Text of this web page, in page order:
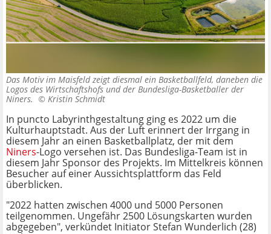
Das Motiv im Maisfeld zeigt diesmal ein Basketballfeld, daneben die
Logos des Wirtschaftshofs und der Bundesliga-Basketballer der
Niners. © Kristin Schmidt
In puncto Labyrinthgestaltung ging es 2022 um die
Kulturhauptstadt. Aus der Luft erinnert der Irrgang in
diesem Jahr an einen Basketballplatz, der mit dem
Niners-Logo versehen ist. Das Bundesliga-Team ist in
diesem Jahr Sponsor des Projekts. Im Mittelkreis können
Besucher auf einer Aussichtsplattform das Feld
überblicken.
"2022 hatten zwischen 4000 und 5000 Personen
teilgenommen. Ungefähr 2500 Lösungskarten wurden
abgegeben", verkündet Initiator Stefan Wunderlich (28)